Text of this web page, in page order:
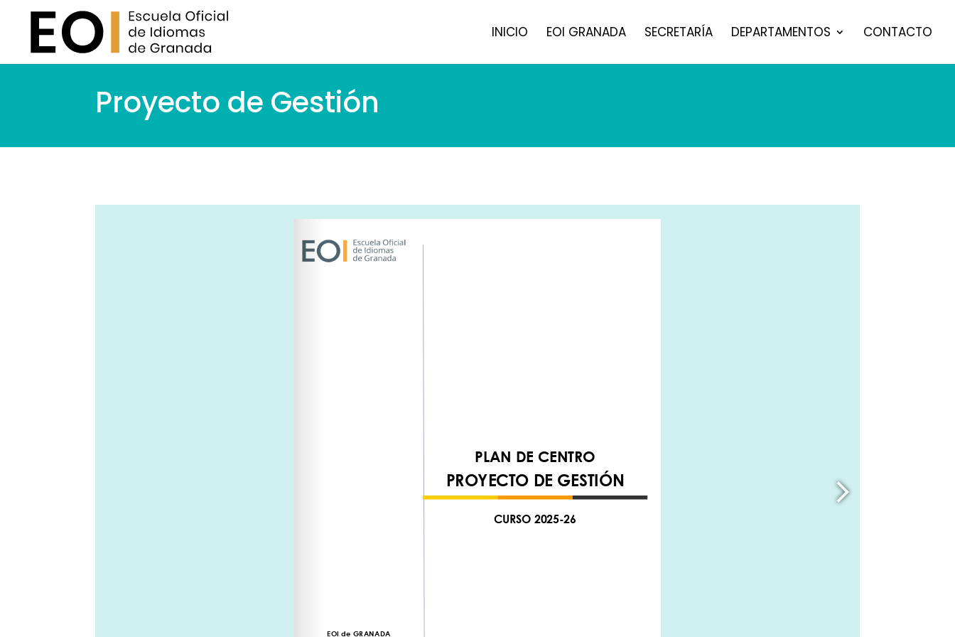
INICIO EOI GRANADA SECRETARÍA DEPARTAMENTOS CONTACTO
Proyecto de Gestión